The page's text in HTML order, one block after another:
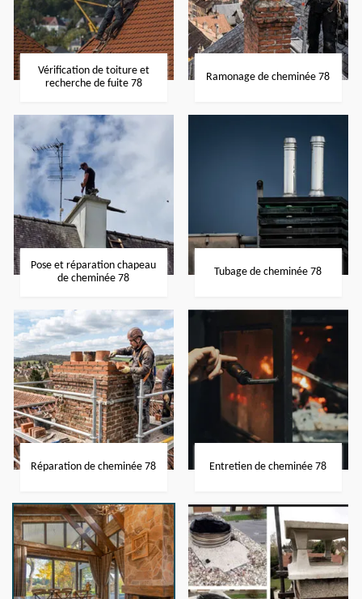
Vérification de toiture et
recherche de fuite 78
Ramonage de cheminée 78
Pose et réparation chapeau
de cheminée 78
Tubage de cheminée 78
Réparation de cheminée 78 Entretien de cheminée 78